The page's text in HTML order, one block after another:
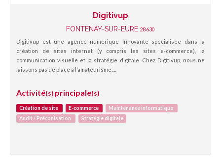
Digitivup
FONTENAY-SUR-EURE 28630
Digitivup est une agence numérique innovante spécialisée dans la
création de sites internet (y compris les sites e-commerce), la
communication visuelle et la stratégie digitale. Chez Digitivup, nous ne
laissons pas de place à l’amateurisme.…
Activité(s) principale(s)
Création de site E-commerce
Maintenance informatique
Audit / Préconisation
Stratégie digitale